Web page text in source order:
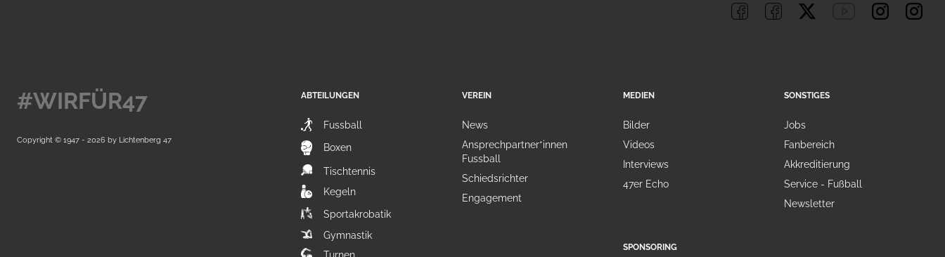
ABTEILUNGEN
Fussball
Boxen
Tischtennis
Kegeln
Sportakrobatik
Gymnastik
VEREIN
News
Ansprechpartner*innen
Fussball
Schiedsrichter
Engagement
MEDIEN
Bilder
Videos
Interviews
47er Echo
SPONSORING
SONSTIGES
Jobs
Fanbereich
Akkreditierung
Service - Fußball
Newsletter
#WIRFÜR47
Copyright © 1947 - 2026 by Lichtenberg 47